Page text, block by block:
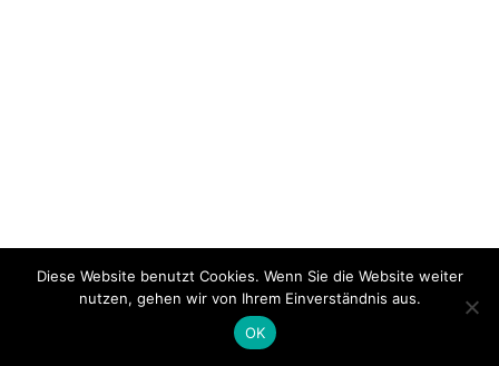
Diese Website benutzt Cookies. Wenn Sie die Website weiter
nutzen, gehen wir von Ihrem Einverständnis aus.
OK